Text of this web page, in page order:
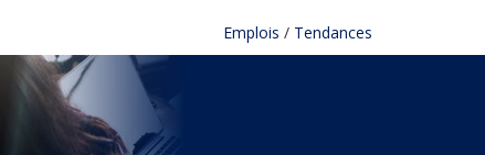
Emplois / Tendances